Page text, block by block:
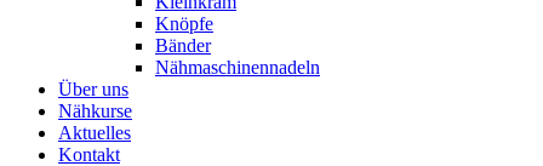
Knöpfe
Bänder
Nähmaschinennadeln
Über uns
Nähkurse
Aktuelles
Kontakt